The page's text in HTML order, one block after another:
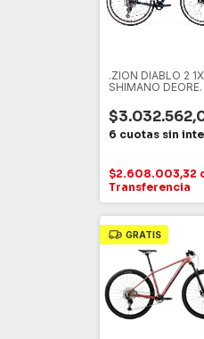
.ZION DIABLO 2
SHIMANO DEORE
$2.608.003,32
Transferencia
GRATIS